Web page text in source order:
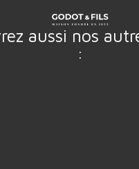
aussi nos
: